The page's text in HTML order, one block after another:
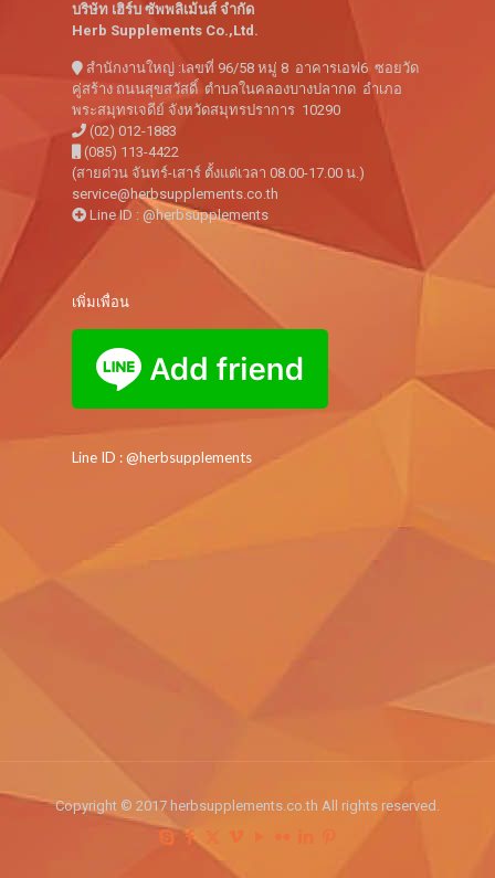
บริษัท เฮิร์บ ซัพพลิเม้นส์ จำกัด
Herb Supplements Co.,Ltd.
สำนักงานใหญ่ :เลขที่ 96/58 หมู่ 8 อาคารเอฟ6 ซอยวัด
คู่สร้าง ถนนสุขสวัสดิ์ ตำบลในคลองบางปลากด อำเภอ
พระสมุทรเจดีย์ จังหวัดสมุทรปราการ 10290
(02) 012-1883
(085) 113-4422
(สายด่วน จันทร์-เสาร์ ตั้งแต่เวลา 08.00-17.00 น.)
service@herbsupplements.co.th
Line ID : @herbsupplements
เพิ่มเพื่อน
Line ID : @herbsupplements
Copyright © 2017 herbsupplements.co.th All rights reserved.